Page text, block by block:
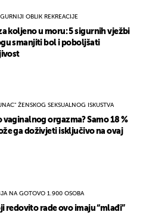
OBLIK REKREACIJE
koljeno u moru: 5 sigurnih vježbi
smanjiti bol i poboljšati
ŽENSKOG SEKSUALNOG ISKUSTVA
vaginalnog orgazma? Samo 18 %
ga doživjeti isključivo na ovaj
NA GOTOVO 1.900 OSOBA
redovito rade ovo imaju “mlađi”